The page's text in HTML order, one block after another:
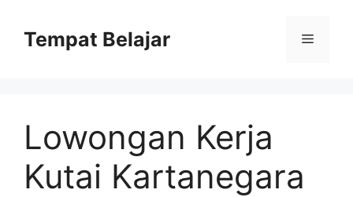
contentTempat Belajar Menu
Lowongan Kerja
Kutai Kartanegara